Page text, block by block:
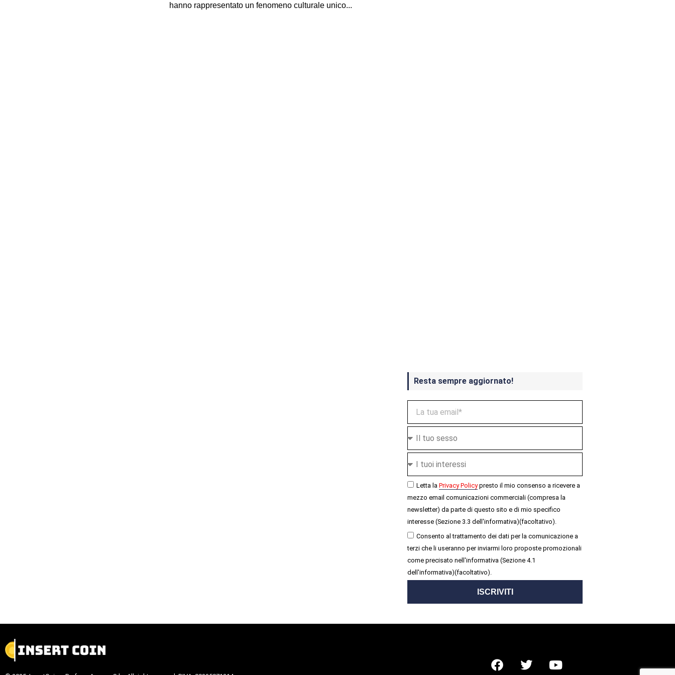
hanno rappresentato un fenomeno culturale unico...
Resta sempre aggiornato!
Letta la Privacy Policypresto il mio consenso a ricevere a
mezzo email comunicazioni commerciali (compresa la
newsletter) da parte di questo sito e di mio specifico
interesse (Sezione 3.3 dell'informativa)(facoltativo).
Consento al trattamento dei dati per la comunicazione a
terzi che li useranno per inviarmi loro proposte promozionali
come precisato nell'informativa (Sezione 4.1
dell'informativa)(facoltativo).
ISCRIVITI